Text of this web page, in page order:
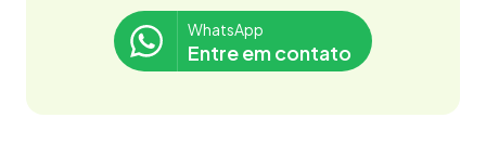
WhatsApp
Entre em contato